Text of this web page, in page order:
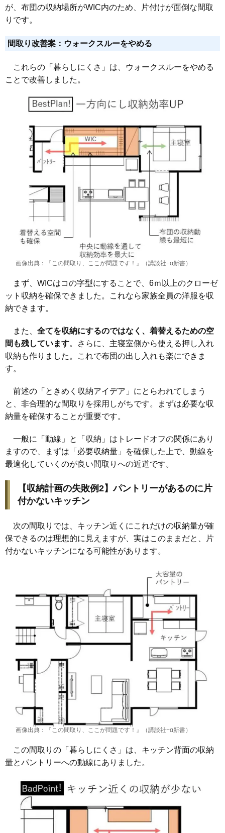
が、布団の収納場所がWIC内のため、片付けが面倒な間取
りです。
間取り改善案：ウォークスルーをやめる
これらの「暮らしにくさ」は、ウォークスルーをやめる
ことで改善しました。
画像出典：『この間取り、ここが問題です！』（講談社+α新書）
まず、WICはコの字型にすることで、6ｍ以上のクローゼ
ット収納を確保できました。これなら家族全員の洋服を収
納できます。
また、 全てを収納にするのではなく、着替えるための空
間も残しています。さらに、主寝室側から使える押し入れ
収納も作りました。これで布団の出し入れも楽にできま
す。
前述の「ときめく収納アイデア」にとらわれてしまう
と、非合理的な間取りを採用しがちです。まずは必要な収
納量を確保することが重要です。
一般に「動線」と「収納」はトレードオフの関係にあり
ますので、まずは「必要収納量」を確保した上で、動線を
最適化していくのが良い間取りへの近道です。
【収納計画の失敗例2】パントリーがあるのに片
付かないキッチン
次の間取りでは、キッチン近くにこれだけの収納量が確
保できるのは理想的に見えますが、実はこのままだと、片
付かないキッチンになる可能性があります。
画像出典：『この間取り、ここが問題です！』（講談社+α新書）
この間取りの「暮らしにくさ」は、キッチン背面の収納
量とパントリーへの動線にありました。